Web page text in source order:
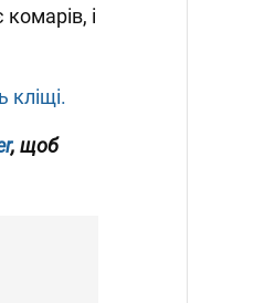
і
кліщі.
, щоб